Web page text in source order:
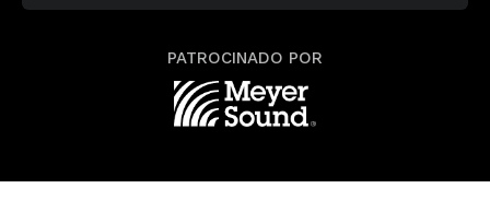
PATROCINADO POR